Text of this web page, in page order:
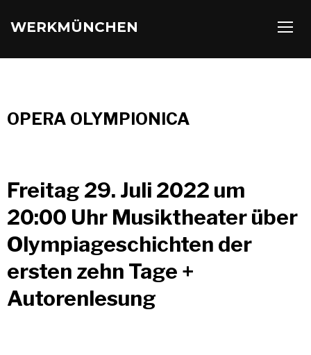
WERKMÜNCHEN
OPERA OLYMPIONICA
Freitag 29. Juli 2022 um
20:00 Uhr Musiktheater über
Olympiageschichten der
ersten zehn Tage +
Autorenlesung